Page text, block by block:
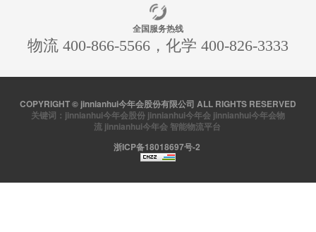
全国服务热线
物流 400-866-5566，化学 400-826-3333
COPYRIGHT © jinnianhui今年会股份有限公司 ALL RIGHTS RESERVED
关键词： jinnianhui今年会股份 jinnianhui今年会 jinnianhui今年会物
流 jinnianhui今年会 智能物流平台
浙ICP备18018697号-2